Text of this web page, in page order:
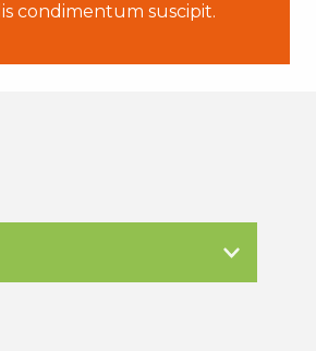
condimentum suscipit.